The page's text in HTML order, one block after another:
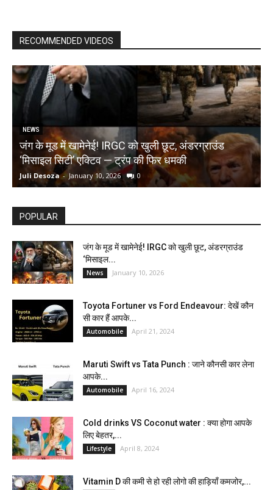
RECOMMENDED VIDEOS
NEWS
जंग के मूड में खामेनेई! IRGC को खुली छूट, अंडरग्राउंड
‘मिसाइल सिटी’ एक्टिव — ट्रंप की फिर धमकी
Juli Desoza - January 10, 2026 0
POPULAR
जंग के मूड में खामेनेई! IRGC को खुली छूट, अंडरग्राउंड
‘मिसाइल...
News January 10, 2026
Toyota Fortuner vs Ford Endeavour: देखें कौन
सी कार हैं आपके...
Automobile April 21, 2024
Maruti Swift vs Tata Punch : जाने कौनसी कार लेना
आपके...
Automobile April 16, 2024
Cold drinks VS Coconut water : क्या होगा आपके
लिए बेहतर,...
Lifestyle April 8, 2024
Vitamin D की कमी से हो रही लोगो की हाड़ियाँ कमजोर,...